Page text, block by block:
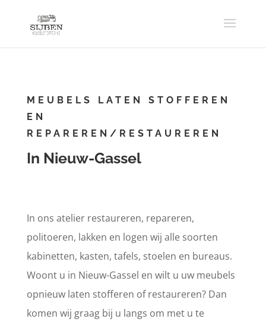
MEUBELS LATEN STOFFEREN
EN
REPAREREN/RESTAUREREN
In Nieuw-Gassel
In ons atelier restaureren, repareren,
politoeren, lakken en logen wij alle soorten
kabinetten, kasten, tafels, stoelen en bureaus.
Woont u in Nieuw-Gassel en wilt u uw meubels
opnieuw laten stofferen of restaureren? Dan
komen wij graag bij u langs om met u te